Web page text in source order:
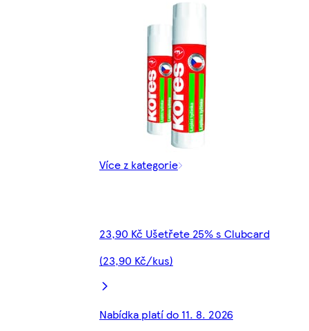
Více z kategorie
23,90 Kč Ušetřete 25% s Clubcard
(23,90 Kč/kus)
Nabídka platí do 11. 8. 2026